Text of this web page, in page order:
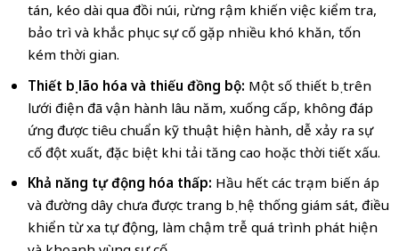
tán, kéo dài qua đồi núi, rừng rậm khiến việc kiểm tra,
bảo trì và khắc phục sự cố gặp nhiều khó khăn, tốn
kém thời gian.
Thiết bị lão hóa và thiếu đồng bộ: Một số thiết bị trên
lưới điện đã vận hành lâu năm, xuống cấp, không đáp
ứng được tiêu chuẩn kỹ thuật hiện hành, dễ xảy ra sự
cố đột xuất, đặc biệt khi tải tăng cao hoặc thời tiết xấu.
Khả năng tự động hóa thấp: Hầu hết các trạm biến áp
và đường dây chưa được trang bị hệ thống giám sát, điều
khiển từ xa tự động, làm chậm trễ quá trình phát hiện